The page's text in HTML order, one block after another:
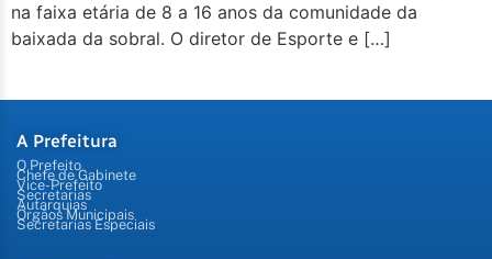
na faixa etária de 8 a 16 anos da comunidade da
baixada da sobral. O diretor de Esporte e […]
A Prefeitura
O Prefeito
Chefe de Gabinete
Vice-Prefeito
Secretarias
Autarquias
Órgãos Municipais
Secretarias Especiais